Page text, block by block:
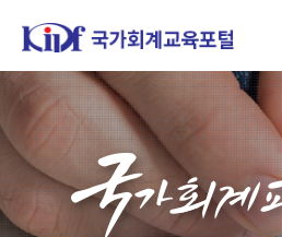
홈페이지가 새롭게 개편되었습니
한국조세재정연구원홈페이지